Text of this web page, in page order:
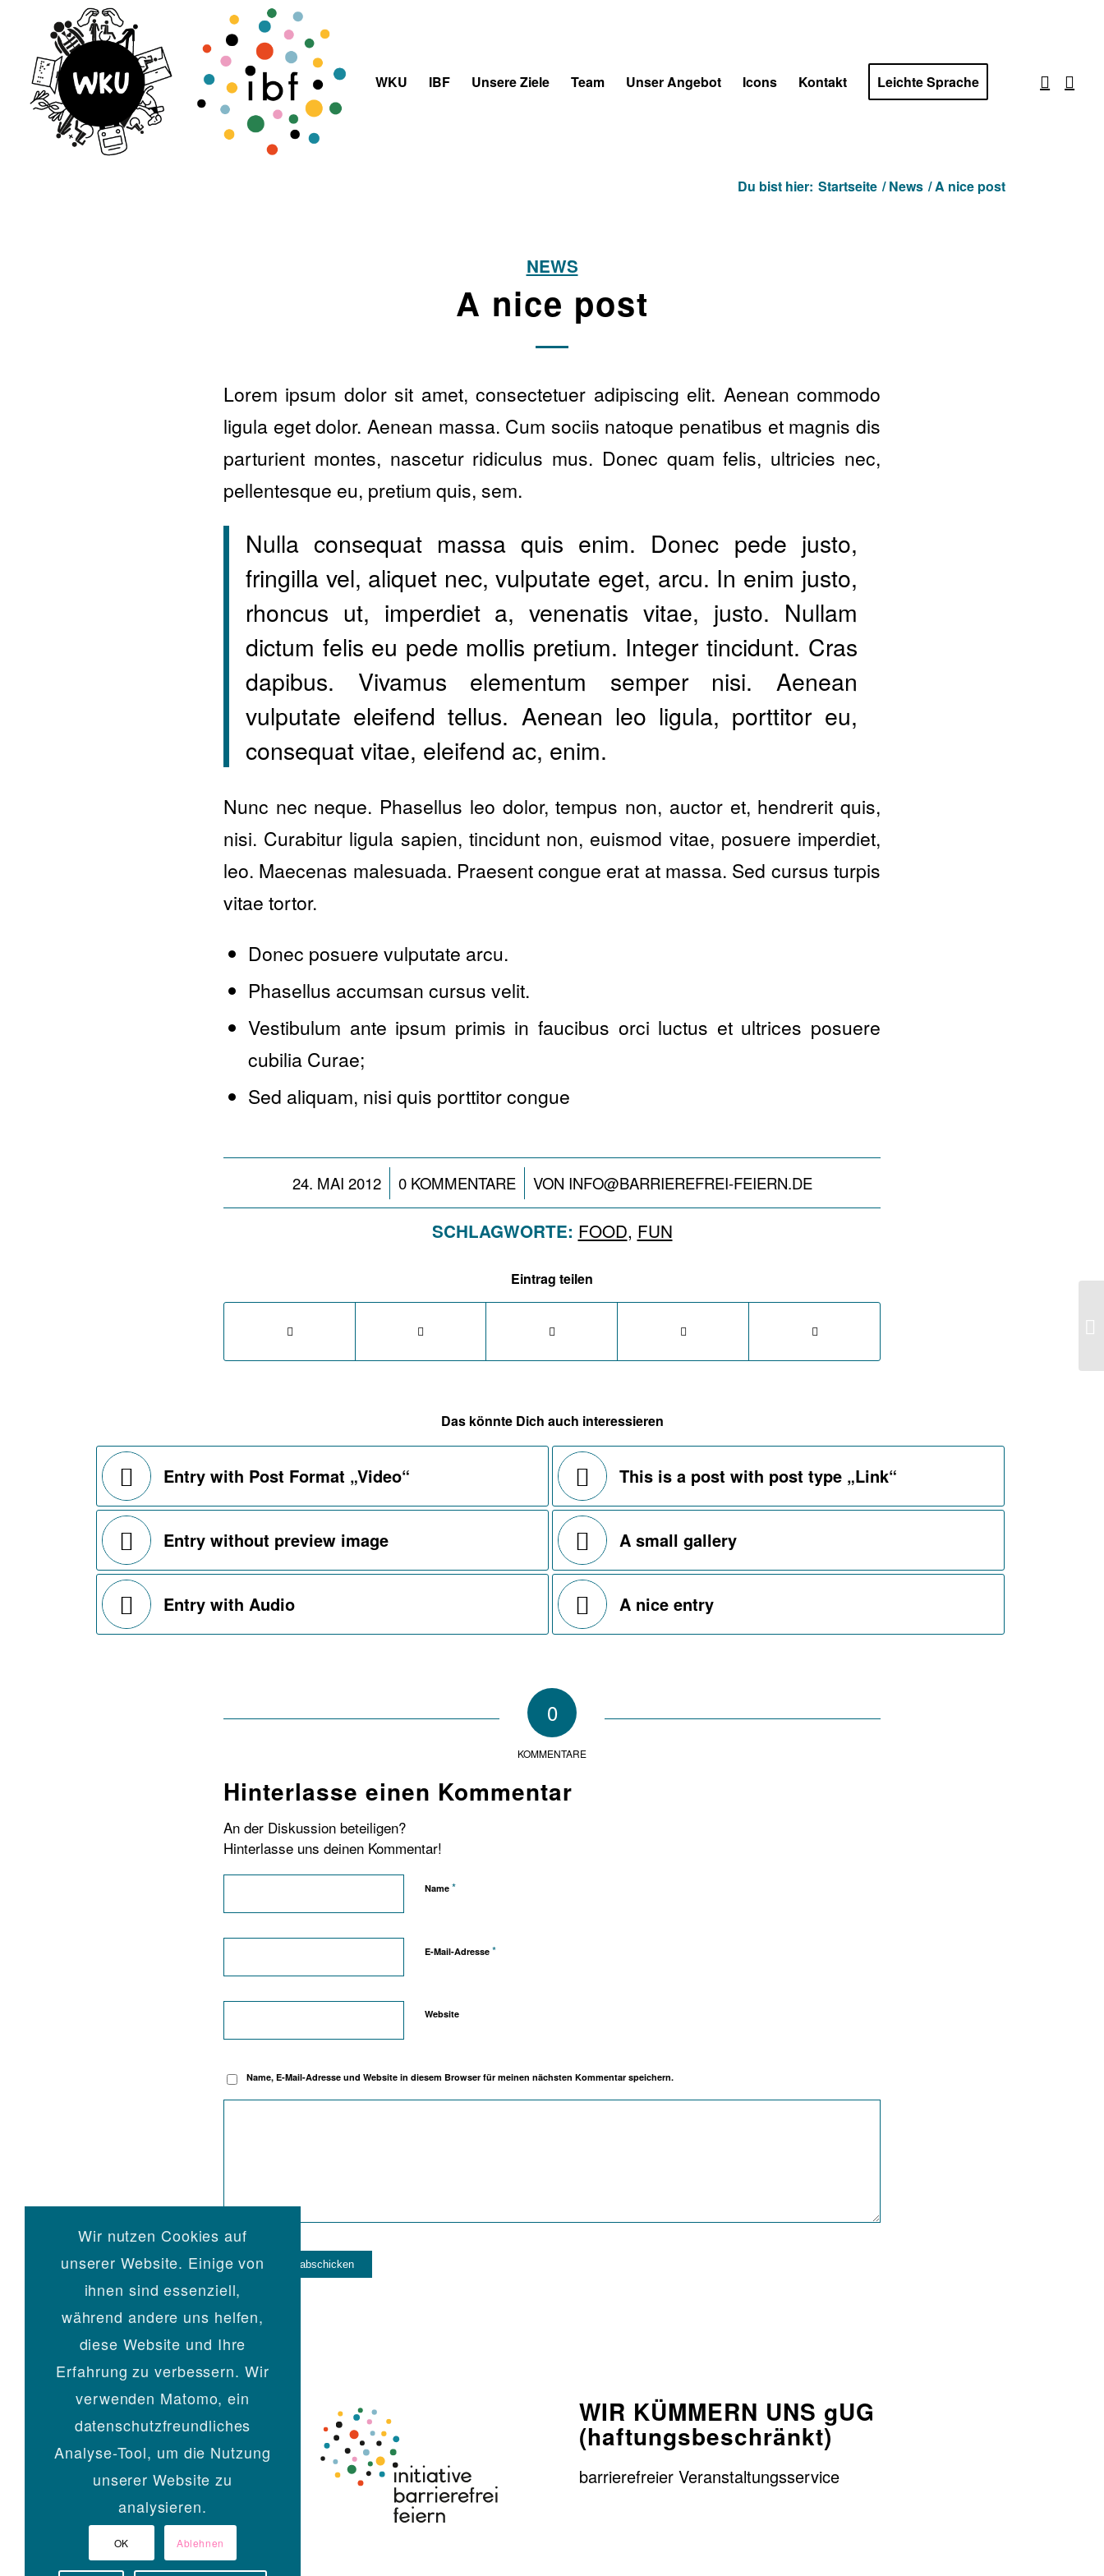
WKU IBF Unsere Ziele Team Unser Angebot Icons Kontakt Leichte Sprache
Du bist hier: Startseite / News /A nice post
NEWS
A nice post
Lorem ipsum dolor sit amet, consectetuer adipiscing elit. Aenean commodo
ligula eget dolor. Aenean massa. Cum sociis natoque penatibus et magnis dis
parturient montes, nascetur ridiculus mus. Donec quam felis, ultricies nec,
pellentesque eu, pretium quis, sem.
Nulla consequat massa quis enim. Donec pede justo,
fringilla vel, aliquet nec, vulputate eget, arcu. In enim justo,
rhoncus ut, imperdiet a, venenatis vitae, justo. Nullam
dictum felis eu pede mollis pretium. Integer tincidunt. Cras
dapibus. Vivamus elementum semper nisi. Aenean
vulputate eleifend tellus. Aenean leo ligula, porttitor eu,
consequat vitae, eleifend ac, enim.
Nunc nec neque. Phasellus leo dolor, tempus non, auctor et, hendrerit quis,
nisi. Curabitur ligula sapien, tincidunt non, euismod vitae, posuere imperdiet,
leo. Maecenas malesuada. Praesent congue erat at massa. Sed cursus turpis
vitae tortor.
Donec posuere vulputate arcu.
Phasellus accumsan cursus velit.
Vestibulum ante ipsum primis in faucibus orci luctus et ultrices posuere
cubilia Curae;
Sed aliquam, nisi quis porttitor congue
24. MAI 2012
/ 0 KOMMENTARE
/ VON INFO@BARRIEREFREI-FEIERN.DE
SCHLAGWORTE: FOOD, FUN
Eintrag teilen
Das könnte Dich auch interessieren
Entry with Post Format „Video“ This is a post with post type „Link“
Entry without preview image A small gallery
Entry with Audio A nice entry
0
KOMMENTARE
Hinterlasse einen Kommentar
An der Diskussion beteiligen?
Hinterlasse uns deinen Kommentar!
Name *
E-Mail-Adresse *
Website
Name, E-Mail-Adresse und Website in diesem Browser für meinen nächsten Kommentar speichern.
WIR KÜMMERN UNS gUG
(haftungsbeschränkt)
barrierefreier Veranstaltungsservice
Wir nutzen Cookies auf
unserer Website. Einige von
ihnen sind essenziell,
während andere uns helfen,
diese Website und Ihre
Erfahrung zu verbessern. Wir
verwenden Matomo, ein
datenschutzfreundliches
Analyse-Tool, um die Nutzung
unserer Website zu
analysieren.
OK Ablehnen